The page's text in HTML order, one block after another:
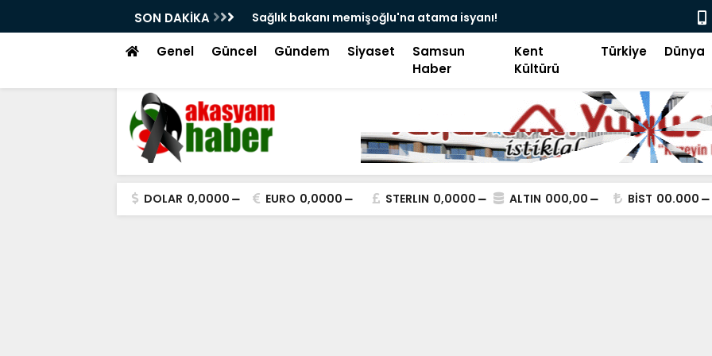
SON DAKİKA
Hacı bayram veli camii’nde siyaset, vatandaşın göğsüne uçan
tekme!
Pakistan
Genel Güncel Gündem Siyaset
Samsun
Haber
Kent
Kültürü
Türkiye Dünya
DOLAR 0,0000 EURO 0,0000 STERLIN 0,0000 ALTIN 000,00 BİST 00.000